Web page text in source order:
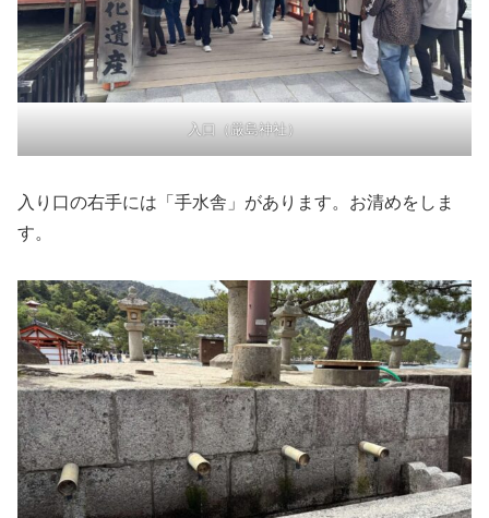
入口（厳島神社）
入り口の右手には「手水舎」があります。お清めをしま
す。